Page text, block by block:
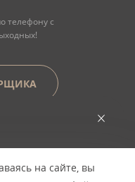
и не
телефону с
оферты
Тверь" Dveri-
на сайте, вы